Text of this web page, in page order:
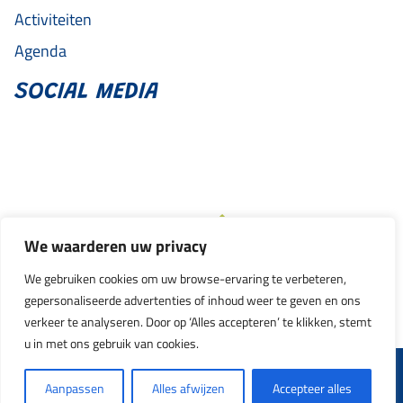
We waarderen uw privacy
We gebruiken cookies om uw browse-ervaring te verbeteren,
gepersonaliseerde advertenties of inhoud weer te geven en ons
verkeer te analyseren. Door op ‘Alles accepteren’ te klikken, stemt
u in met ons gebruik van cookies.
Aanpassen Alles afwijzen Accepteer alles
Activiteiten
Agenda
SOCIAL MEDIA
© 2026 Jongeren Amaryllis